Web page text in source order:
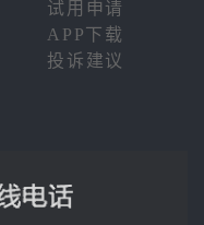
试用申请
APP下载
投诉建议